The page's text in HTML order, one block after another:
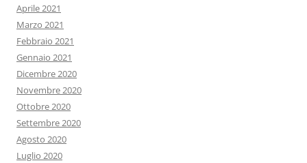
Aprile 2021
Marzo 2021
Febbraio 2021
Gennaio 2021
Dicembre 2020
Novembre 2020
Ottobre 2020
Settembre 2020
Agosto 2020
Luglio 2020